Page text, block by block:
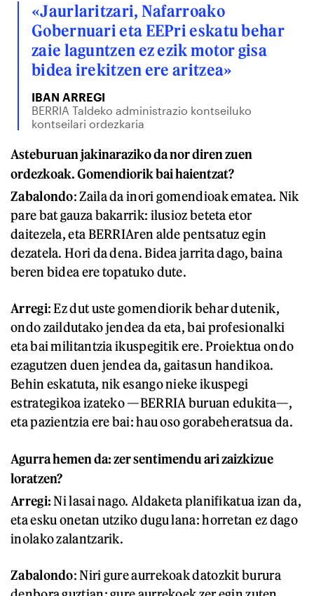
«Jaurlaritzari, Nafarroako
Gobernuari eta EEPri eskatu behar
zaie laguntzen ez ezik motor gisa
bidea irekitzen ere aritzea»
IBAN ARREGI
BERRIA Taldeko administrazio kontseiluko
kontseilari ordezkaria
Asteburuan jakinaraziko da nor diren zuen
ordezkoak. Gomendiorik bai haientzat?
Zabalondo: Zaila da inori gomendioak ematea. Nik
pare bat gauza bakarrik: ilusioz beteta etor
daitezela, eta BERRIAren alde pentsatuz egin
dezatela. Hori da dena. Bidea jarrita dago, baina
beren bidea ere topatuko dute.
Arregi: Ez dut uste gomendiorik behar dutenik,
ondo zaildutako jendea da eta, bai profesionalki
eta bai militantzia ikuspegitik ere. Proiektua ondo
ezagutzen duen jendea da, gaitasun handikoa.
Behin eskatuta, nik esango nieke ikuspegi
estrategikoa izateko —BERRIA buruan edukita—,
eta pazientzia ere bai: hau oso gorabeheratsua da.
Agurra hemen da: zer sentimendu ari zaizkizue
loratzen?
Arregi:Ni lasai nago. Aldaketa planifikatua izan da,
eta esku onetan utziko dugu lana: horretan ez dago
inolako zalantzarik.
Zabalondo: Niri gure aurrekoak datozkit burura